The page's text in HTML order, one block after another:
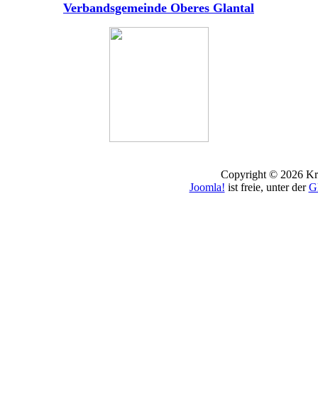
Verbandsgemeinde Oberes Glantal
Copyright © 2026
Joomla! ist freie, unter der